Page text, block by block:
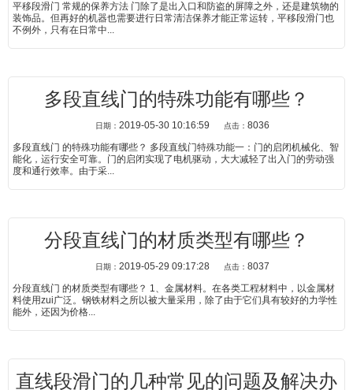
平移段滑门 常规的保养方法 门除了是出入口和防盗的屏障之外，还是建筑物的
装饰品。但再好的机器也需要进行日常清洁保养才能正常运转，平移段滑门也
不例外，只有在日常中...
多段直线门的特殊功能有哪些？
日期： 2019-05-30 10:16:59 点击： 8036
多段直线门 的特殊功能有哪些？ 多段直线门特殊功能一：门的启闭机械化、智
能化，运行安全可靠。门的启闭实现了电机驱动，大大减轻了出入门的劳动强
度和通行效率。由于采...
分段直线门的材质类型有哪些？
日期： 2019-05-29 09:17:28 点击： 8037
分段直线门 的材质类型有哪些？ 1、金属材料。在各类工程材料中，以金属材
料使用zui广泛。钢铁材料之所以被大量采用，除了由于它们具有较好的力学性
能外，还因为价格...
直线段滑门的几种常见的问题及解决办